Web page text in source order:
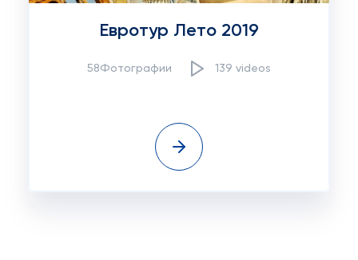
Евротур Лето 2019
58Фотографии 139 videos